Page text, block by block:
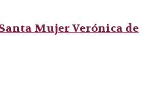
Mujer Verónica de